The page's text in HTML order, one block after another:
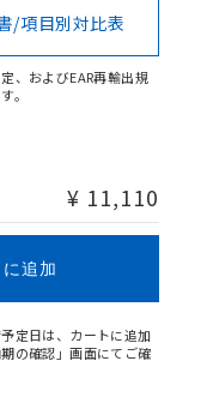
/項目別対比表
、およびEAR再輸出規
。
¥ 11,110
に追加
定日は、カートに追加
の確認」画面にてご確